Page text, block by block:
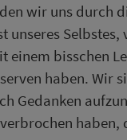
wir uns durch
unseres
einem bisschen
haben. Wir
Gedanken
haben,